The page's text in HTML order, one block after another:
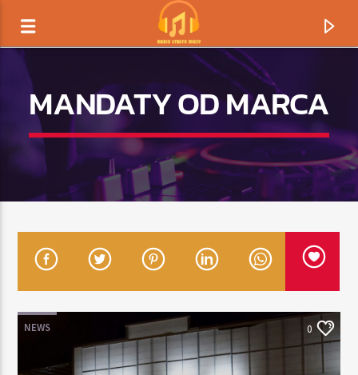
TYTUŁ
MANDATY OD MARCA
NEWS 0